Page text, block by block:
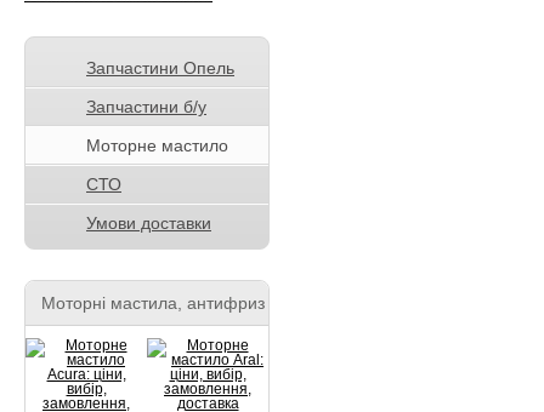
Запчастини Опель
Запчастини б/у
Моторне мастило
СТО
Умови доставки
Моторні мастила, антифриз